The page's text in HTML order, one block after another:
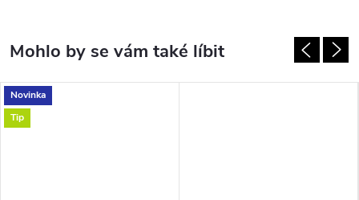
Novinka
Tip